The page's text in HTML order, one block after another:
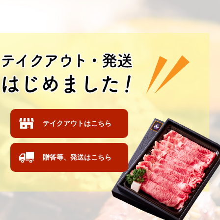
テイクアウトはこちら
贈答等、発送はこちら